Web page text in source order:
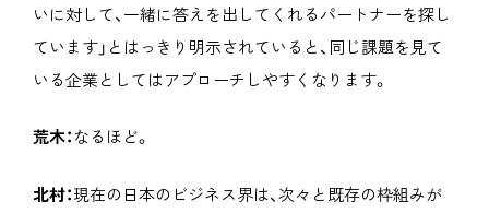
いに対して、一緒に答えを出してくれるパートナーを探し
ています」とはっきり明示されていると、同じ課題を見て
いる企業としてはアプローチしやすくなります。
荒木：なるほど。
北村：現在の日本のビジネス界は、次々と既存の枠組みが